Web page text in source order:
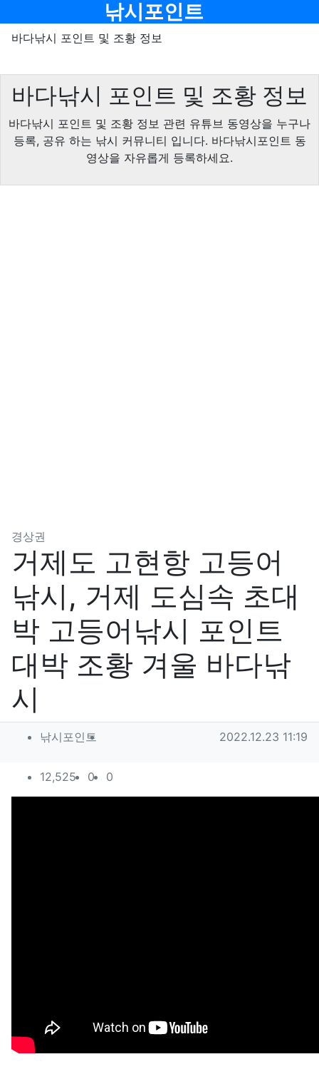
낚시포인트
바다낚시 포인트 및 조황 정보
바다낚시 포인트 및 조황 정보
바다낚시 포인트 및 조황 정보 관련 유튜브 동영상을 누구나
등록, 공유 하는 낚시 커뮤니티 입니다. 바다낚시포인트 동
영상을 자유롭게 등록하세요.
경상권
거제도 고현항 고등어
낚시, 거제 도심속 초대
박 고등어낚시 포인트
대박 조황 겨울 바다낚
시
작성자 정보
낚시포인트 작성일
2022.12.23 11:19
컨텐츠 정보
12,525조회
0추천
0